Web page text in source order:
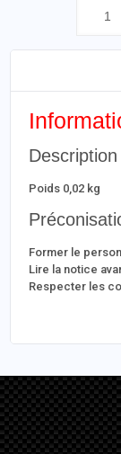
Poids 0,02 kg
Former le
Lire la notice
Respecter les